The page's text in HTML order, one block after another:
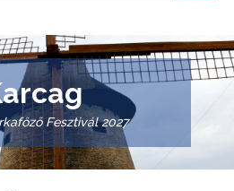
Fesztivál 2027